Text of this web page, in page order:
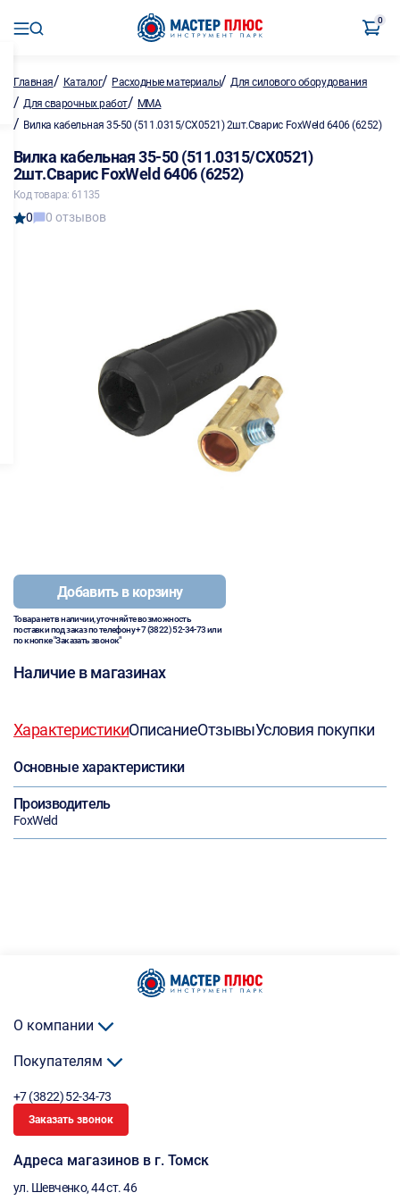
0
Главная/ Каталог/ Расходные материалы/Для силового оборудования
/ Для сварочных работ/ MMA
/ Вилка кабельная 35-50 (511.0315/CX0521) 2шт.Сварис FoxWeld 6406 (6252)
Вилка кабельная 35-50 (511.0315/CX0521)
2шт.Сварис FoxWeld 6406 (6252)
Код товара: 61135
0 0 отзывов
Добавить в корзину
Товара нет в наличии, уточняйте возможность
поставки под заказ по телефону+7 (3822) 52-34-73или
по кнопке "Заказать звонок"
Наличие в магазинах
ХарактеристикиОписаниеОтзывыУсловия покупки
Основные характеристики
Производитель
FoxWeld
О компании
Покупателям
+7 (3822) 52-34-73
Заказать звонок
Адреса магазинов в г. Томск
ул. Шевченко, 44 ст. 46